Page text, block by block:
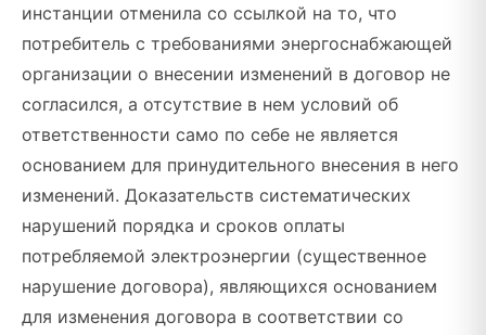
инстанции отменила со ссылкой на то, что
потребитель с требованиями энергоснабжающей
организации о внесении изменений в договор не
согласился, а отсутствие в нем условий об
ответственности само по себе не является
основанием для принудительного внесения в него
изменений. Доказательств систематических
нарушений порядка и сроков оплаты
потребляемой электроэнергии (существенное
нарушение договора), являющихся основанием
для изменения договора в соответствии со